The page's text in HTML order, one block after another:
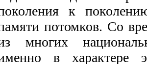
к
потомков. Со
многих
в характере